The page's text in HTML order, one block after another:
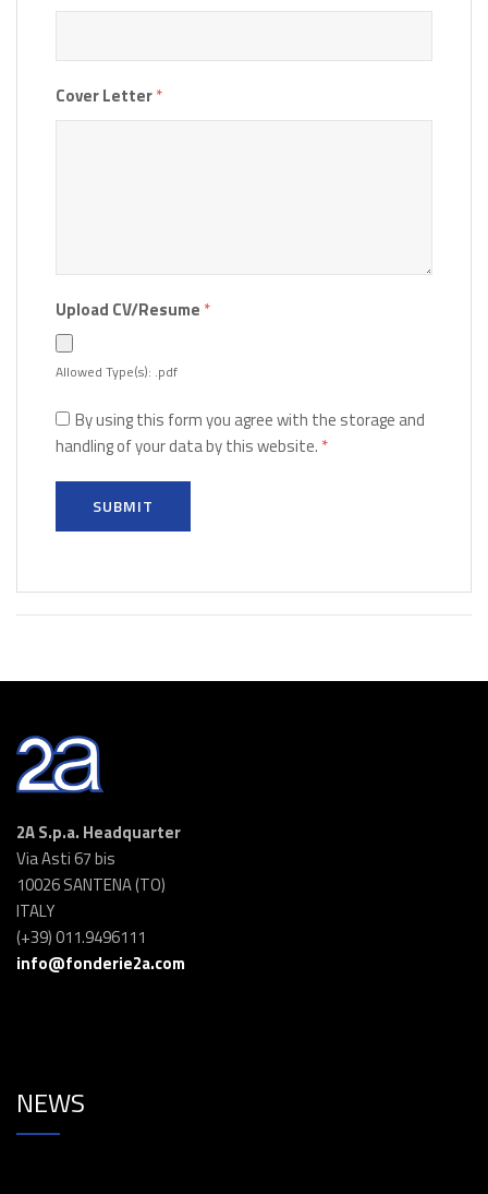
Cover Letter*
Upload CV/Resume *
Allowed Type(s): .pdf
By using this form you agree with the storage and
handling of your data by this website. *
2A S.p.a. Headquarter
Via Asti 67 bis
10026 SANTENA (TO)
ITALY
(+39) 011.9496111
info@fonderie2a.com
NEWS